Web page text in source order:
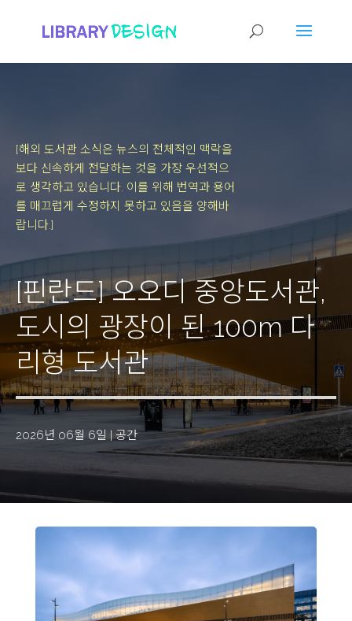
[해외 도서관 소식은 뉴스의 전체적인 맥락을
보다 신속하게 전달하는 것을 가장 우선적으
로 생각하고 있습니다. 이를 위해 번역과 용어
를 매끄럽게 수정하지 못하고 있음을 양해바
랍니다.]
[핀란드] 오오디 중앙도서관,
도시의 광장이 된 100m 다
리형 도서관
2026년 06월 6일 | 공간